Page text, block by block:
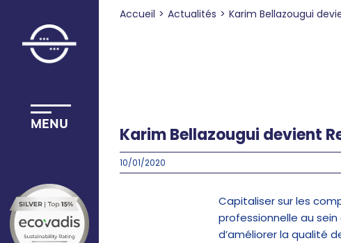
contenu
MENU
MENU
Accueil Actualités Karim Bellazougui
Karim Bellazougui devient
10/01/2020
Capitaliser sur les
professionnelle au
d’améliorer la qualité